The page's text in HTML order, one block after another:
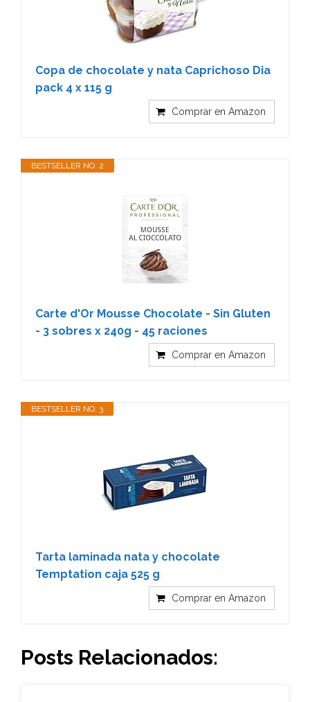
Copa de chocolate y nata Caprichoso Dia
pack 4 x 115 g
Comprar en Amazon
BESTSELLER NO. 2
Carte d'Or Mousse Chocolate - Sin Gluten
- 3 sobres x 240g - 45 raciones
Comprar en Amazon
BESTSELLER NO. 3
Tarta laminada nata y chocolate
Temptation caja 525 g
Comprar en Amazon
Posts Relacionados: